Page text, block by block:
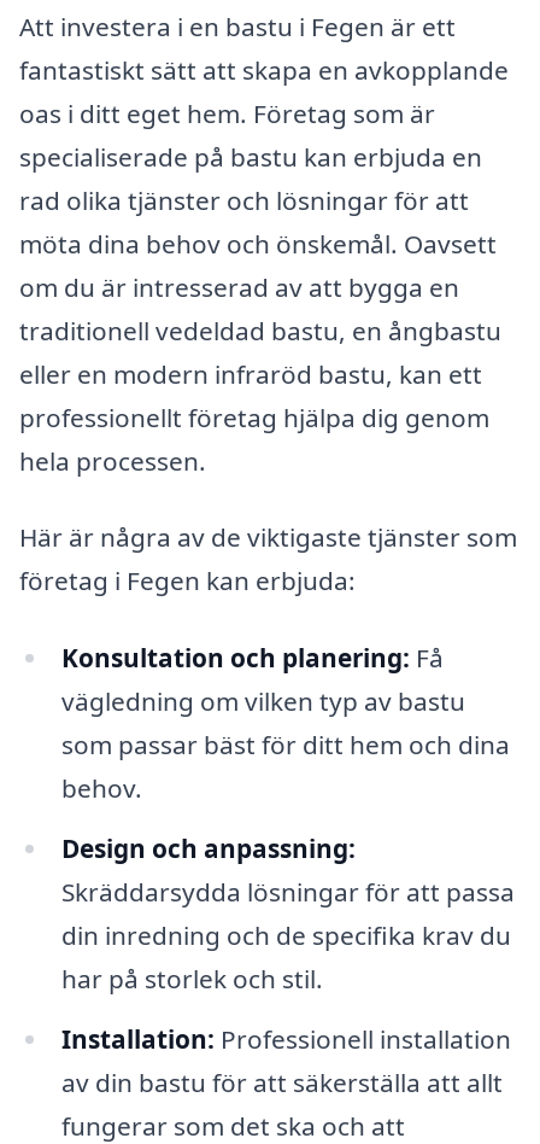
Att investera i en bastu i Fegen är ett
fantastiskt sätt att skapa en avkopplande
oas i ditt eget hem. Företag som är
specialiserade på bastu kan erbjuda en
rad olika tjänster och lösningar för att
möta dina behov och önskemål. Oavsett
om du är intresserad av att bygga en
traditionell vedeldad bastu, en ångbastu
eller en modern infraröd bastu, kan ett
professionellt företag hjälpa dig genom
hela processen.
Här är några av de viktigaste tjänster som
företag i Fegen kan erbjuda:
Konsultation och planering: Få
vägledning om vilken typ av bastu
som passar bäst för ditt hem och dina
behov.
Design och anpassning:
Skräddarsydda lösningar för att passa
din inredning och de specifika krav du
har på storlek och stil.
Installation: Professionell installation
av din bastu för att säkerställa att allt
fungerar som det ska och att